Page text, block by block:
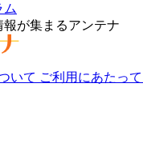
ム
が集まるアンテナ
いて ご利用にあたって